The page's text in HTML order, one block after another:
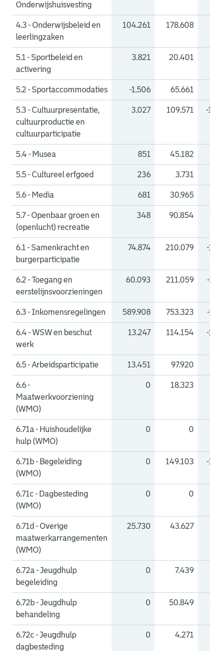
Onderwijshuisvesting
4.3 - Onderwijsbeleid en
leerlingzaken
104.261 178.608
5.1 - Sportbeleid en
activering
3.821 20.401
5.2 - Sportaccommodaties -1.506 65.661
5.3 - Cultuurpresentatie,
cultuurproductie en
cultuurparticipatie
3.027 109.571 -
5.4 - Musea 851 45.182
5.5 - Cultureel erfgoed 236 3.731
5.6 - Media 681 30.965
5.7 - Openbaar groen en
(openlucht) recreatie
348 90.854 -
6.1 - Samenkracht en
burgerparticipatie
74.874 210.079 -
6.2 - Toegang en
eerstelijnsvoorzieningen
60.093 211.059 -
6.3 - Inkomensregelingen 589.908 753.323 -
6.4 - WSW en beschut
werk
13.247 114.154 -
6.5 - Arbeidsparticipatie 13.451 97.920
6.6 -
Maatwerkvoorziening
(WMO)
0 18.323
6.71a - Huishoudelijke
hulp (WMO)
0 0
6.71b - Begeleiding
(WMO)
0 149.103 -
6.71c - Dagbesteding
(WMO)
0 0
6.71d - Overige
maatwerkarrangementen
(WMO)
25.730 43.627
6.72a - Jeugdhulp
begeleiding
0 7.439
6.72b - Jeugdhulp
behandeling
0 50.849 -
6.72c - Jeugdhulp
dagbesteding
0 4.271